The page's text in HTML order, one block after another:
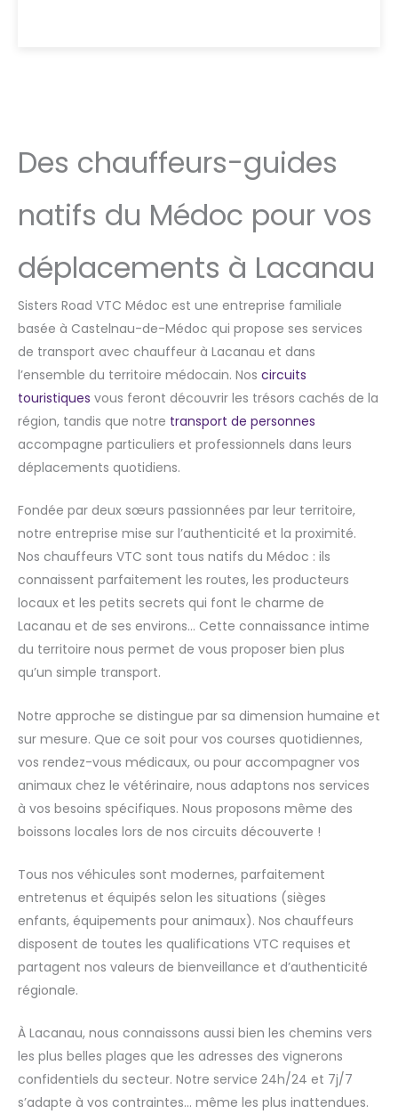
Des chauffeurs-guides
natifs du Médoc pour vos
déplacements à Lacanau
Sisters Road VTC Médoc est une entreprise familiale
basée à Castelnau-de-Médoc qui propose ses services
de transport avec chauffeur à Lacanau et dans
l’ensemble du territoire médocain. Nos circuits
touristiques vous feront découvrir les trésors cachés de la
région, tandis que notre transport de personnes
accompagne particuliers et professionnels dans leurs
déplacements quotidiens.
Fondée par deux sœurs passionnées par leur territoire,
notre entreprise mise sur l’authenticité et la proximité.
Nos chauffeurs VTC sont tous natifs du Médoc : ils
connaissent parfaitement les routes, les producteurs
locaux et les petits secrets qui font le charme de
Lacanau et de ses environs… Cette connaissance intime
du territoire nous permet de vous proposer bien plus
qu’un simple transport.
Notre approche se distingue par sa dimension humaine et
sur mesure. Que ce soit pour vos courses quotidiennes,
vos rendez-vous médicaux, ou pour accompagner vos
animaux chez le vétérinaire, nous adaptons nos services
à vos besoins spécifiques. Nous proposons même des
boissons locales lors de nos circuits découverte !
Tous nos véhicules sont modernes, parfaitement
entretenus et équipés selon les situations (sièges
enfants, équipements pour animaux). Nos chauffeurs
disposent de toutes les qualifications VTC requises et
partagent nos valeurs de bienveillance et d’authenticité
régionale.
À Lacanau, nous connaissons aussi bien les chemins vers
les plus belles plages que les adresses des vignerons
confidentiels du secteur. Notre service 24h/24 et 7j/7
s’adapte à vos contraintes… même les plus inattendues.